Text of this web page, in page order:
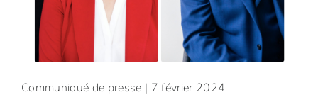
Communiqué de presse | 7 février 2024